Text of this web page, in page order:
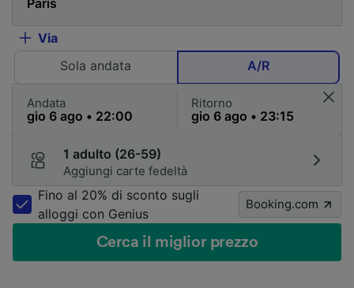
Via
Sola andata
A/R
Andata Ritorno
1 adulto (26-59)
Aggiungi carte fedeltà
Fino al 20% di sconto sugli
alloggi con Genius
Booking.com
Cerca il miglior prezzo